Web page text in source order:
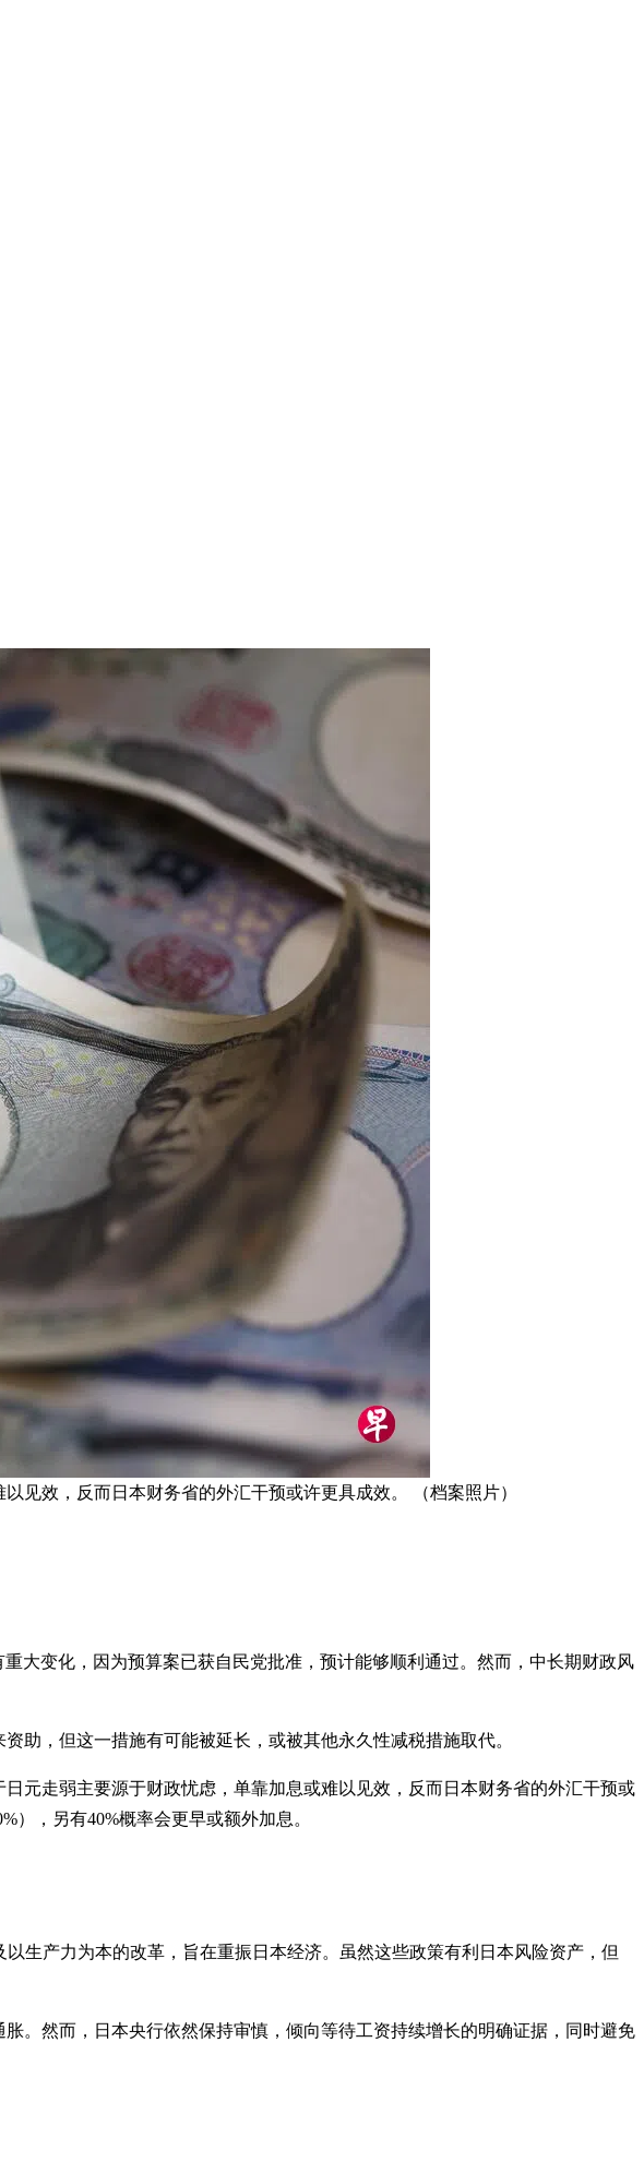
见效，反而日本财务省的外汇干预或许更具成效。 （档案照片）
大变化，因为预算案已获自民党批准，预计能够顺利通过。然而，中长期财政风
助，但这一措施有可能被延长，或被其他永久性减税措施取代。
元走弱主要源于财政忧虑，单靠加息或难以见效，反而日本财务省的外汇干预或
，另有40%概率会更早或额外加息。
生产力为本的改革，旨在重振日本经济。虽然这些政策有利日本风险资产，但
。然而，日本央行依然保持审慎，倾向等待工资持续增长的明确证据，同时避免